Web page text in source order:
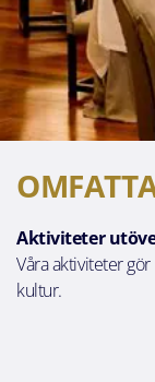
Aktiviteter
Våra aktiviteter
kultur.